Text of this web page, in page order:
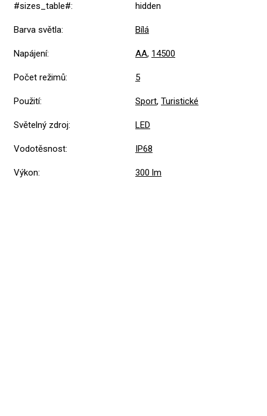
#sizes_table#: hidden
Barva světla: Bílá
Napájení: AA, 14500
Počet režimů: 5
Použití: Sport, Turistické
Světelný zdroj: LED
Vodotěsnost: IP68
Výkon: 300 lm